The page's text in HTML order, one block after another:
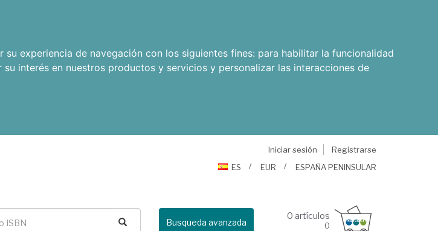
experiencia de navegación con los siguientes fines: para habilitar la funcionalidad
su interés en nuestros productos y servicios y personalizar las interacciones de
Iniciar sesión
Registrarse
ES
EUR ESPAÑA PENINSULAR
Busqueda avanzada
0 artículos
0